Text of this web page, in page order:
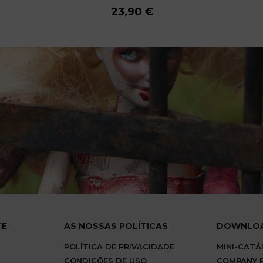
23,90 €
23,90 €
23,90 €
23,90 €
23,90 €
23,90 €
23,90 €
23,90 €
AS NOSSAS POLÍTICAS
POLÍTICA DE PRIVACIDADE
CONDIÇÕES DE USO
MINI-
COMPANY